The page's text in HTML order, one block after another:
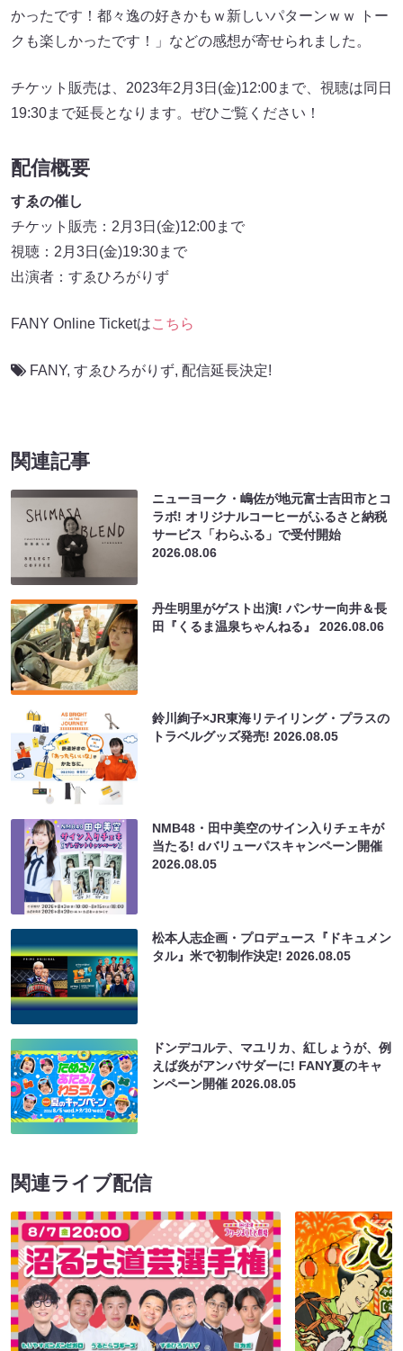
かったです！都々逸の好きかもｗ新しいパターンｗｗ トー
クも楽しかったです！」などの感想が寄せられました。
チケット販売は、2023年2月3日(金)12:00まで、視聴は同日
19:30まで延長となります。ぜひご覧ください！
配信概要
すゑの催し
チケット販売：2月3日(金)12:00まで
視聴：2月3日(金)19:30まで
出演者：すゑひろがりず
FANY Online Ticketはこちら
FANY, すゑひろがりず, 配信延長決定!
関連記事
ニューヨーク・嶋佐が地元富士吉田市とコ
ラボ! オリジナルコーヒーがふるさと納税
サービス「わらふる」で受付開始
2026.08.06
丹生明里がゲスト出演! パンサー向井＆長
田『くるま温泉ちゃんねる』2026.08.06
鈴川絢子×JR東海リテイリング・プラスの
トラベルグッズ発売!2026.08.05
NMB48・田中美空のサイン入りチェキが
当たる! dバリューパスキャンペーン開催
2026.08.05
松本人志企画・プロデュース『ドキュメン
タル』米で初制作決定!2026.08.05
ドンデコルテ、マユリカ、紅しょうが、例
えば炎がアンバサダーに! FANY夏のキャ
ンペーン開催2026.08.05
関連ライブ配信